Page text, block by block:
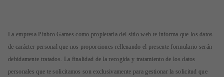
La empresa Pinbro Games como propietaria del sitio web te informa que los datos
de carácter personal que nos proporciones rellenando el presente formulario serán
debidamente tratados. La finalidad de la recogida y tratamiento de los datos
personales que te solicitamos son exclusivamente para gestionar la solicitud que